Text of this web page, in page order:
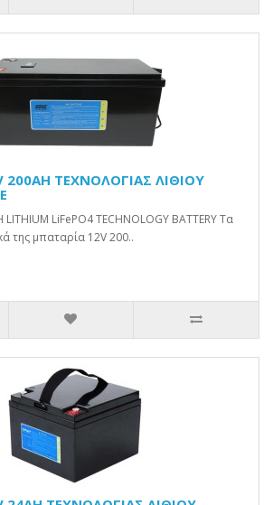
200AH ΤΕΧΝΟΛΟΓΙΑΣ ΛΙΘΙΟΥ
LITHIUM LiFePO4 TECHNOLOGY BATTERY Τα
της μπαταρία 12V 200..